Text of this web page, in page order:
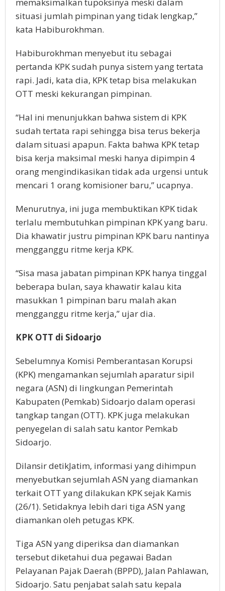
memaksimalkan tupoksinya meski dalam
situasi jumlah pimpinan yang tidak lengkap,”
kata Habiburokhman.
Habiburokhman menyebut itu sebagai
pertanda KPK sudah punya sistem yang tertata
rapi. Jadi, kata dia, KPK tetap bisa melakukan
OTT meski kekurangan pimpinan.
“Hal ini menunjukkan bahwa sistem di KPK
sudah tertata rapi sehingga bisa terus bekerja
dalam situasi apapun. Fakta bahwa KPK tetap
bisa kerja maksimal meski hanya dipimpin 4
orang mengindikasikan tidak ada urgensi untuk
mencari 1 orang komisioner baru,” ucapnya.
Menurutnya, ini juga membuktikan KPK tidak
terlalu membutuhkan pimpinan KPK yang baru.
Dia khawatir justru pimpinan KPK baru nantinya
mengganggu ritme kerja KPK.
“Sisa masa jabatan pimpinan KPK hanya tinggal
beberapa bulan, saya khawatir kalau kita
masukkan 1 pimpinan baru malah akan
mengganggu ritme kerja,” ujar dia.
KPK OTT di Sidoarjo
Sebelumnya Komisi Pemberantasan Korupsi
(KPK) mengamankan sejumlah aparatur sipil
negara (ASN) di lingkungan Pemerintah
Kabupaten (Pemkab) Sidoarjo dalam operasi
tangkap tangan (OTT). KPK juga melakukan
penyegelan di salah satu kantor Pemkab
Sidoarjo.
Dilansir detikJatim, informasi yang dihimpun
menyebutkan sejumlah ASN yang diamankan
terkait OTT yang dilakukan KPK sejak Kamis
(26/1). Setidaknya lebih dari tiga ASN yang
diamankan oleh petugas KPK.
Tiga ASN yang diperiksa dan diamankan
tersebut diketahui dua pegawai Badan
Pelayanan Pajak Daerah (BPPD), Jalan Pahlawan,
Sidoarjo. Satu penjabat salah satu kepala